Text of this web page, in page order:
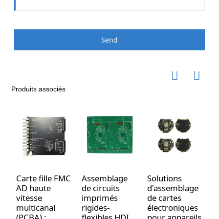
Send
Produits associés
Carte fille FMC
AD haute
vitesse
multicanal
Assemblage
de circuits
imprimés
rigides-
Solutions
d'assemblage
de cartes
électroniques